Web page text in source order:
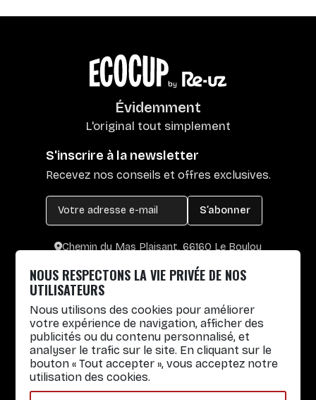
Évidemment
L'original tout simplement
S'inscrire à la newsletter
Recevez nos conseils et offres exclusives.
S’abonner
Chemin du Mas Plaisant, 66160 Le Boulou
Lun. au Vend. : 8h30-12h30 / 14h-17h
Gobelets réutilisables
Infos pratiques
Liens rapides
Nos Services
NOUS RESPECTONS LA VIE PRIVÉE DE NOS
UTILISATEURS
Nous utilisons des cookies pour améliorer
votre expérience de navigation, afficher des
publicités ou du contenu personnalisé, et
analyser le trafic sur le site. En cliquant sur le
bouton « Tout accepter », vous acceptez notre
utilisation des cookies.